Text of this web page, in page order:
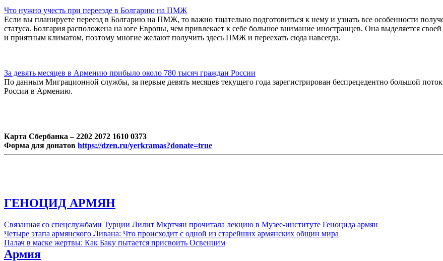
Что нужно учесть при переезде в Болгарию на ПМЖ
Если вы планируете переезд в Болгарию на ПМЖ, то важно тщательно подготовиться к нему и узнать все особенности
статуса. Болгария расположена на юге Европы, чем привлекает к себе большое внимание иностранцев. Она выделяется своей
и приятным климатом, поэтому многие желают получить здесь ПМЖ и переехать сюда навсегда.
За девять месяцев в Армению прибыло около 780 тысяч граждан России
По данным Миграционной службы, за первые девять месяцев текущего года зарегистрирован беспрецедентно большой
России в Армению.
Карта Сбербанка – 2202 2072 1610 0373
Форма для донатов https://dzen.ru/yerkramas?donate=true
ГЕНОЦИД АРМЯН
Связанная со спецслужбами Турции Лилит Мкртчян прочитала лекцию в Музее-институте Геноцида армян
Четыре этапа армянского Ливана: Что происходит с одной из старейших армянских общин мира
Палач в маске жертвы: Как Баку пытается присвоить Освенцим
Армия